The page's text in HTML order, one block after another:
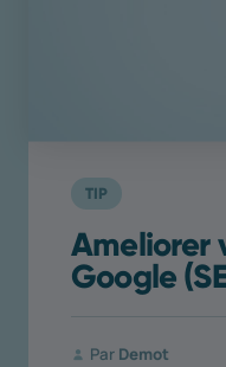
TIP
Ameliorer
Google
Par Demot